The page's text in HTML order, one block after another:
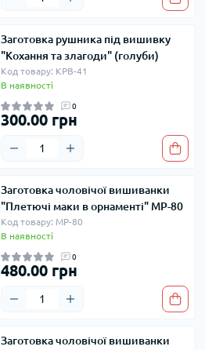
Заготовка рушника під вишивку
"Кохання та злагоди" (голуби)
Код товару: КРВ-41
В наявності
0
300.00 грн
Заготовка чоловічої вишиванки
"Плетючі маки в орнаменті" МР-80
Код товару: МР-80
В наявності
0
480.00 грн
Заготовка чоловічої вишиванки